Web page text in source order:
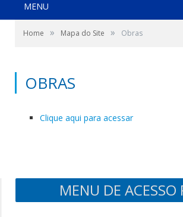
MENU
Home » Mapa do Site » Obras
OBRAS
Clique aqui para acessar
MENU DE ACESSO